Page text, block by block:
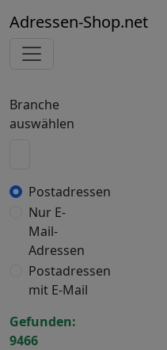
Adressen-Shop.net
Branche
auswählen
Postadressen
Nur E-
Mail-
Adressen
Postadressen
mit E-Mail
Gefunden:
9466